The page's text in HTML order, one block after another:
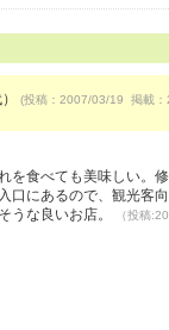
(投稿：2007/03/19 掲載
食べても美味しい。
にあるので、観光客
うな良いお店。
（投稿